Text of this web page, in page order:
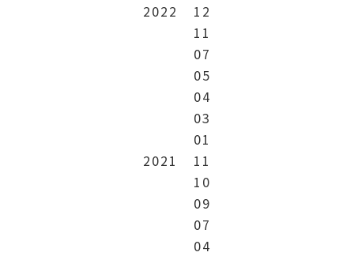
2022
12
11
07
05
04
03
01
2021
11
10
09
07
04